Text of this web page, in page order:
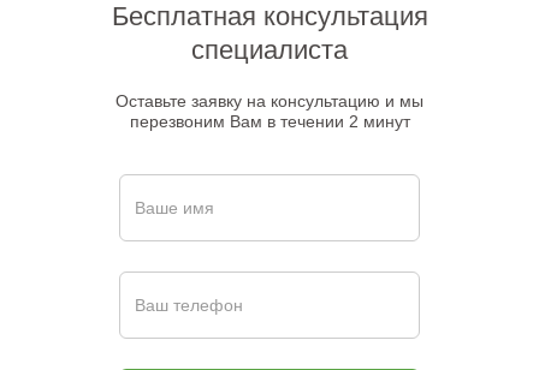
Бесплатная консультация
специалиста
Оставьте заявку на консультацию и мы
перезвоним Вам в течении 2 минут